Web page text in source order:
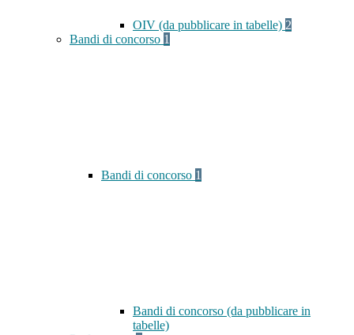
OIV (da pubblicare in tabelle) 2
Bandi di concorso 1
Bandi di concorso 1
Bandi di concorso (da pubblicare in
tabelle)